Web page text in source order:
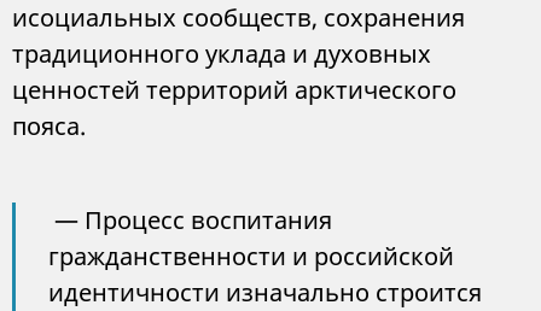
исоциальных сообществ, сохранения
традиционного уклада и духовных
ценностей территорий арктического
пояса.
— Процесс воспитания
гражданственности и российской
идентичности изначально строится